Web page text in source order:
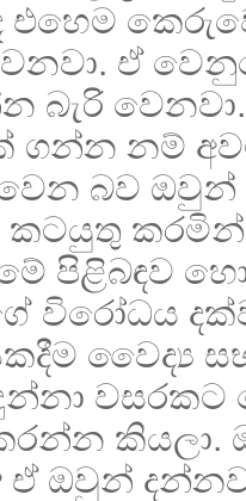
ඒ
බැරි
ගන්න නම්
බව ඔවුන්
කටයුතු
පිළිබඳව
විරෝධය
වෛද්‍ය
කියලා.
ඒ ඔවුන්